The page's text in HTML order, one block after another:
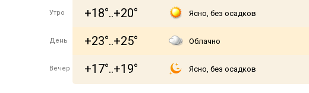
Утро +18°..+20° Ясно, без осадков
День +23°..+25° Облачно
Вечер +17°..+19° Ясно, без осадков